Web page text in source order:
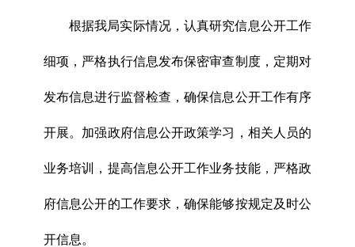
根据我局实际情况，认真研究信息公开工作
细项，严格执行信息发布保密审查制度，定期对
发布信息进行监督检查，确保信息公开工作有序
开展。加强政府信息公开政策学习，相关人员的
业务培训，提高信息公开工作业务技能，严格政
府信息公开的工作要求，确保能够按规定及时公
开信息。